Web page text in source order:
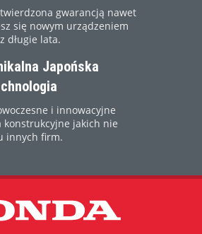
gwarancją nawet
się nowym urządzeniem
długie lata.
Japońska
i innowacyjne
konstrukcyjne jakich nie
innych firm.